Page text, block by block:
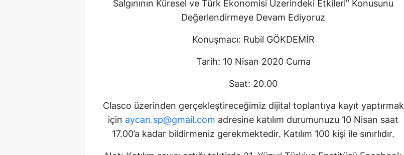
Salgınının Küresel ve Türk Ekonomisi Üzerindeki Etkileri” Konusunu
Değerlendirmeye Devam Ediyoruz
Konuşmacı: Rubil GÖKDEMİR
Tarih: 10 Nisan 2020 Cuma
Saat: 20.00
Clasco üzerinden gerçekleştireceğimiz dijital toplantıya kayıt yaptırmak
için aycan.sp@gmail.com adresine katılım durumunuzu 10 Nisan saat
17.00’a kadar bildirmeniz gerekmektedir. Katılım 100 kişi ile sınırlıdır.